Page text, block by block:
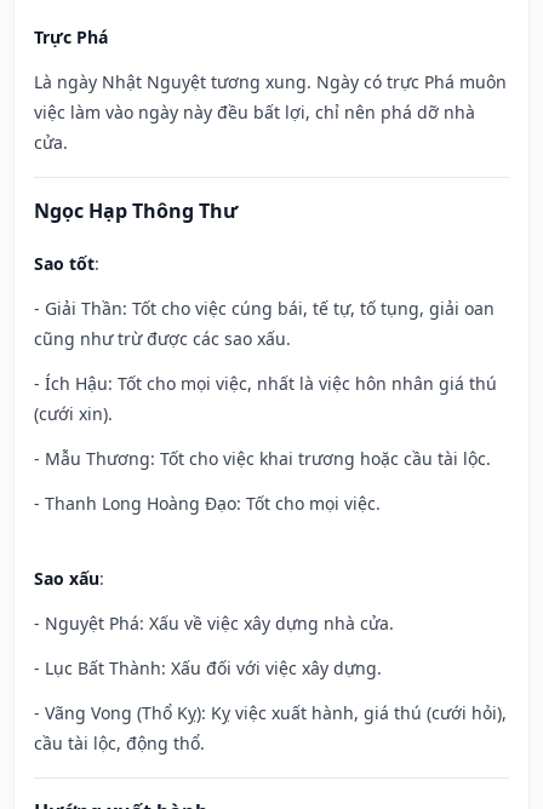
Trực Phá
Là ngày Nhật Nguyệt tương xung. Ngày có trực Phá muôn
việc làm vào ngày này đều bất lợi, chỉ nên phá dỡ nhà
cửa.
Ngọc Hạp Thông Thư
Sao tốt:
- Giải Thần: Tốt cho việc cúng bái, tế tự, tố tụng, giải oan
cũng như trừ được các sao xấu.
- Ích Hậu: Tốt cho mọi việc, nhất là việc hôn nhân giá thú
(cưới xin).
- Mẫu Thương: Tốt cho việc khai trương hoặc cầu tài lộc.
- Thanh Long Hoàng Đạo: Tốt cho mọi việc.
Sao xấu:
- Nguyệt Phá: Xấu về việc xây dựng nhà cửa.
- Lục Bất Thành: Xấu đối với việc xây dựng.
- Vãng Vong (Thổ Kỵ): Kỵ việc xuất hành, giá thú (cưới hỏi),
cầu tài lộc, động thổ.